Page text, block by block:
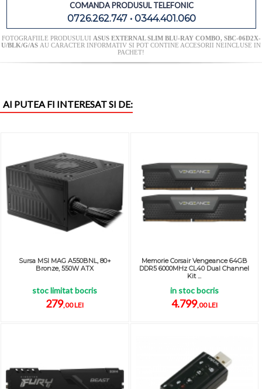
COMANDA PRODUSUL TELEFONIC
0726.262.747 • 0344.401.060
FOTOGRAFIILE PRODUSULUI ASUS EXTERNAL SLIM BLU-RAY COMBO, SBC-06D2X-
U/BLK/G/AS AU CARACTER INFORMATIV SI POT CONTINE ACCESORII NEINCLUSE IN
PACHET!
AI PUTEA FI INTERESAT SI DE:
Sursa MSI MAG A550BNL, 80+
Bronze, 550W ATX
stoc limitat bocris
279,00 LEI
Memorie Corsair Vengeance 64GB
DDR5 6000MHz CL40 Dual Channel
Kit ...
in stoc bocris
4.799,00 LEI